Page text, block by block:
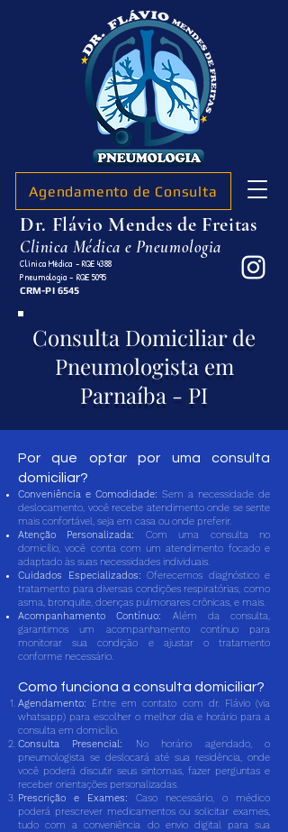
Dr. Flávio Mendes de Freitas
Clinica Médica e Pneumologia
Clínica Médica - RQE 4388
Pneumologia - RQE 5095
CRM-PI 6545
Agendamento de Consulta
Consulta Domiciliar de
Pneumologista em
Parnaíba - PI
​Por que optar por uma consulta
domiciliar?
Conveniência e Comodidade: Sem a necessidade de
deslocamento, você recebe atendimento onde se sente
mais confortável, seja em casa ou onde preferir.
Atenção Personalizada: Com uma consulta no
domicílio, você conta com um atendimento focado e
adaptado às suas necessidades individuais.
Cuidados Especializados: Oferecemos diagnóstico e
tratamento para diversas condições respiratórias, como
asma, bronquite, doenças pulmonares crônicas, e mais.
Acompanhamento Contínuo: Além da consulta,
garantimos um acompanhamento contínuo para
monitorar sua condição e ajustar o tratamento
conforme necessário.
Como funciona a consulta domiciliar?
Agendamento: Entre em contato com dr. Flávio (via
whatsapp) para escolher o melhor dia e horário para a
consulta em domicílio.
Consulta Presencial: No horário agendado, o
pneumologista se deslocará até sua residência, onde
você poderá discutir seus sintomas, fazer perguntas e
receber orientações personalizadas.
Prescrição e Exames: Caso necessário, o médico
poderá prescrever medicamentos ou solicitar exames,
tudo com a conveniência do envio digital para sua